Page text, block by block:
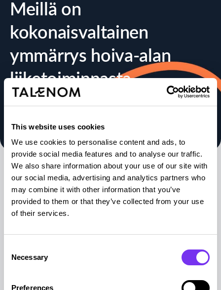
This website uses cookies
We use cookies to personalise content and ads, to
provide social media features and to analyse our traffic.
We also share information about your use of our site with
our social media, advertising and analytics partners who
may combine it with other information that you’ve
provided to them or that they’ve collected from your use
of their services.
Selection
Necessary
Preferences
Meillä on
kokonaisvaltainen
ymmärrys hoiva-alan
liiketoiminnasta
Miksi hoiva-alan taloushallinto
vaatii erityisosaamista?
Hoiva-alalla on useita erityispiirteitä, jotka tekevät
taloushallinnosta haastavampaa kuin monella